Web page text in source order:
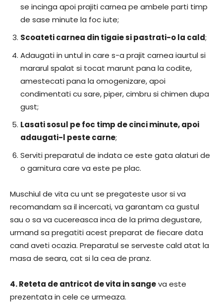
se incinga apoi prajiti carnea pe ambele parti timp
de sase minute la foc iute;
Scoateti carnea din tigaie si pastrati-o la cald;
Adaugati in untul in care s-a prajit carnea iaurtul si
mararul spalat si tocat marunt pana la codite,
amestecati pana la omogenizare, apoi
condimentati cu sare, piper, cimbru si chimen dupa
gust;
Lasati sosul pe foc timp de cinci minute, apoi
adaugati-l peste carne;
Serviti preparatul de indata ce este gata alaturi de
o garnitura care va este pe plac.
Muschiul de vita cu unt se pregateste usor si va
recomandam sa il incercati, va garantam ca gustul
sau o sa va cucereasca inca de la prima degustare,
urmand sa pregatiti acest preparat de fiecare data
cand aveti ocazia. Preparatul se serveste cald atat la
masa de seara, cat si la cea de pranz.
4.Reteta de antricot de vita in sangeva este
prezentata in cele ce urmeaza.